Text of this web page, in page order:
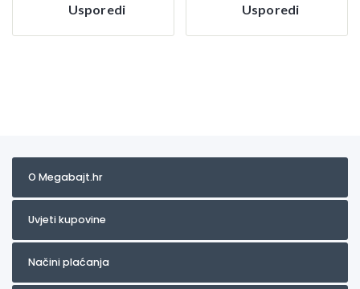
Usporedi Usporedi
O Megabajt.hr
Uvjeti kupovine
Načini plaćanja